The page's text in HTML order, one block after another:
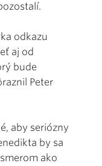
odkazu
aj od
bude
Peter
aby seriózny
by sa
ako